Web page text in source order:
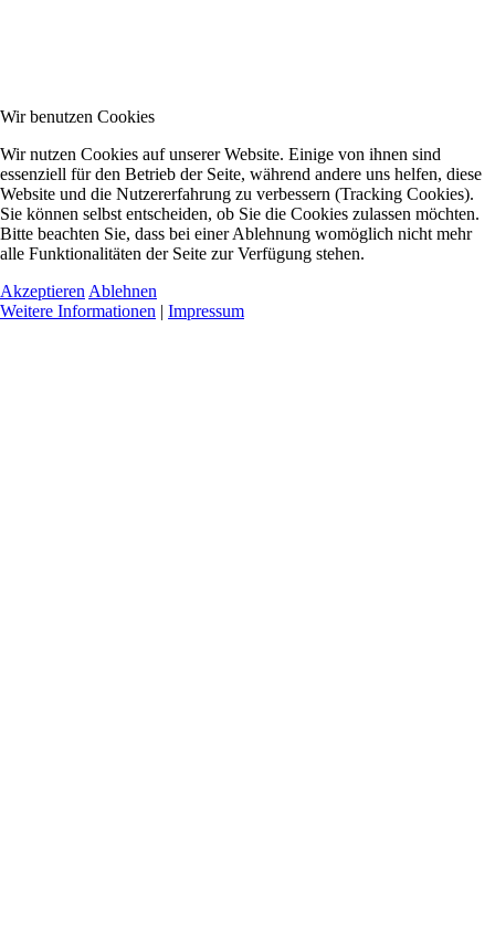
Wir benutzen Cookies
Wir nutzen Cookies auf unserer Website. Einige von ihnen sind
essenziell für den Betrieb der Seite, während andere uns helfen, diese
Website und die Nutzererfahrung zu verbessern (Tracking Cookies).
Sie können selbst entscheiden, ob Sie die Cookies zulassen möchten.
Bitte beachten Sie, dass bei einer Ablehnung womöglich nicht mehr
alle Funktionalitäten der Seite zur Verfügung stehen.
Akzeptieren Ablehnen
Weitere Informationen | Impressum